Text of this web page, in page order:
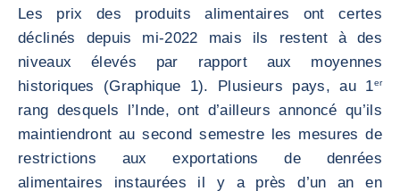
Les prix des produits alimentaires ont certes
déclinés depuis mi-2022 mais ils restent à des
niveaux élevés par rapport aux moyennes
historiques (Graphique 1). Plusieurs pays, au 1er
rang desquels l’Inde, ont d’ailleurs annoncé qu’ils
maintiendront au second semestre les mesures de
restrictions aux exportations de denrées
alimentaires instaurées il y a près d’un an en